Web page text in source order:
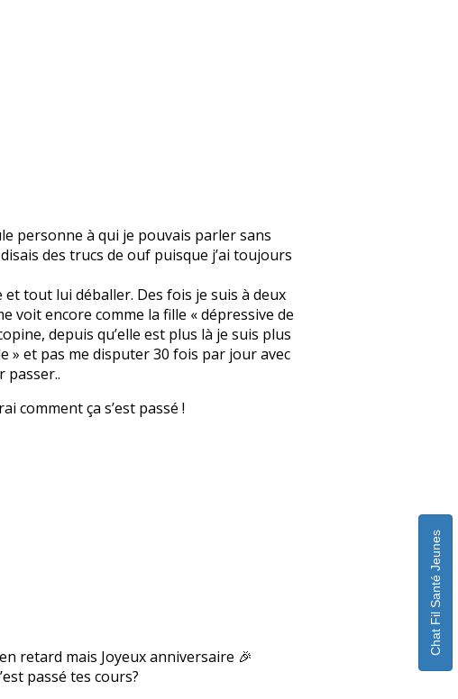
personne à qui je pouvais parler sans
des trucs de ouf puisque j’ai toujours
et tout lui déballer. Des fois je suis à deux
voit encore comme la fille « dépressive de
depuis qu’elle est plus là je suis plus
» et pas me disputer 30 fois par jour avec
passer..
comment ça s’est passé !
retard mais Joyeux anniversaire 🎉
passé tes cours?
Chat Fil Santé Jeunes